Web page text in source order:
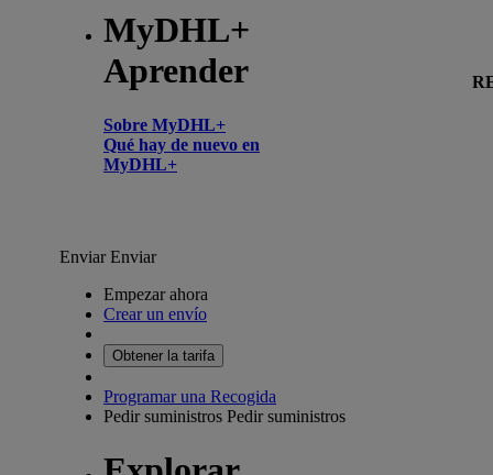
MyDHL+
Aprender
Sobre MyDHL+
Qué hay de nuevo en
MyDHL+
EnviarEnviar
Empezar ahora
Crear un envío
Obtener la tarifa
Programar una Recogida
Pedir suministros Pedir suministros